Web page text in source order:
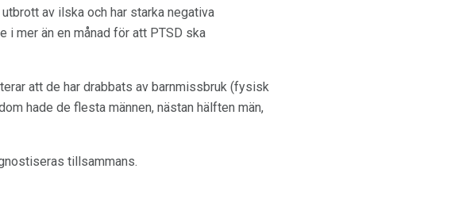
av ilska och har starka negativa
i mer än en månad för att PTSD ska
att de har drabbats av barnmissbruk (fysisk
hade de flesta männen, nästan hälften män,
tillsammans.